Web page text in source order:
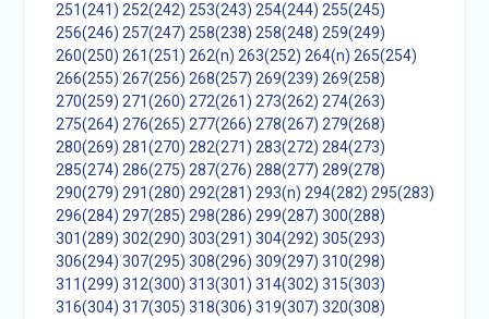
251(241) 252(242) 253(243) 254(244) 255(245)
256(246) 257(247) 258(238) 258(248) 259(249)
260(250) 261(251) 262(n) 263(252) 264(n) 265(254)
266(255) 267(256) 268(257) 269(239) 269(258)
270(259) 271(260) 272(261) 273(262) 274(263)
275(264) 276(265) 277(266) 278(267) 279(268)
280(269) 281(270) 282(271) 283(272) 284(273)
285(274) 286(275) 287(276) 288(277) 289(278)
290(279) 291(280) 292(281) 293(n) 294(282) 295(283)
296(284) 297(285) 298(286) 299(287) 300(288)
301(289) 302(290) 303(291) 304(292) 305(293)
306(294) 307(295) 308(296) 309(297) 310(298)
311(299) 312(300) 313(301) 314(302) 315(303)
316(304) 317(305) 318(306) 319(307) 320(308)